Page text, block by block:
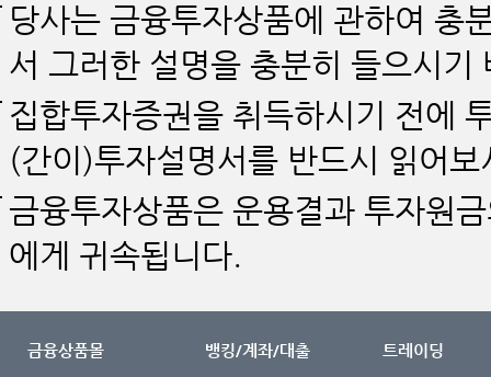
당사는 금융투자상품에 관하여 충
서 그러한 설명을 충분히 들으시기
집합투자증권을 취득하시기 전에
(간이)투자설명서를 반드시 읽어
금융투자상품은 운용결과 투자원
에게 귀속됩니다.
금융상품몰 뱅킹/계좌/대출 트레이딩